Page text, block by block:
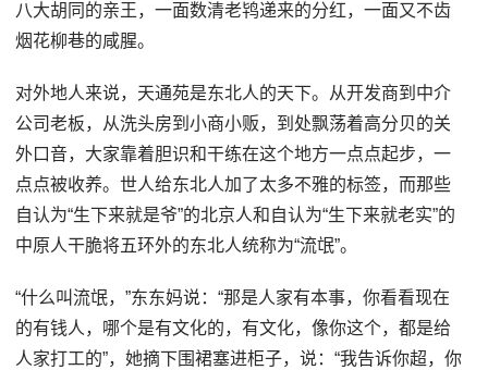
八大胡同的亲王，一面数清老鸨递来的分红，一面又不齿
烟花柳巷的咸腥。
对外地人来说，天通苑是东北人的天下。从开发商到中介
公司老板，从洗头房到小商小贩，到处飘荡着高分贝的关
外口音，大家靠着胆识和干练在这个地方一点点起步，一
点点被收养。世人给东北人加了太多不雅的标签，而那些
自认为“生下来就是爷”的北京人和自认为“生下来就老实”的
中原人干脆将五环外的东北人统称为“流氓”。
“什么叫流氓，”东东妈说：“那是人家有本事，你看看现在
的有钱人，哪个是有文化的，有文化，像你这个，都是给
人家打工的”，她摘下围裙塞进柜子，说：“我告诉你超，你